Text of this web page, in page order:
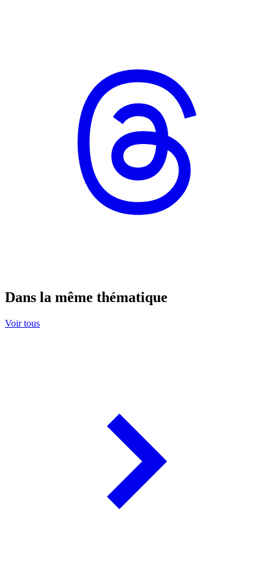
Dans la même thématique
Voir tous